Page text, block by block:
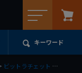
キーワード
ビットラチェット